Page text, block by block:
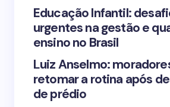
Submit
Educação Infantil:
urgentes na gestão e
ensino no Brasil
Luiz Anselmo:
retomar a rotina após
de prédio